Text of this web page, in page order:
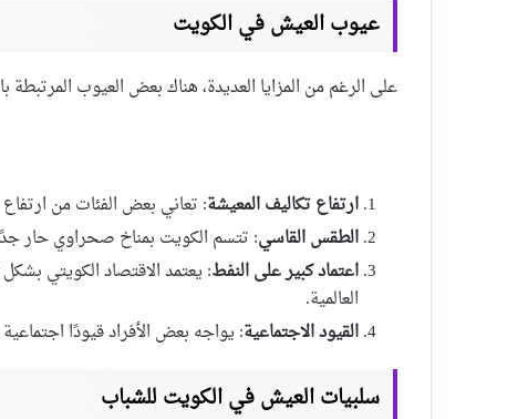
عيوب العيش في الكويت
على الرغم من المزايا العديدة، هناك بعض العيوب
ارتفاع تكاليف المعيشة: تعاني بعض الفئات من
الطقس القاسي: تتسم الكويت بمناخ صحراوي حار
اعتماد كبير على النفط: يعتمد الاقتصاد الكويتي
العالمية.
القيود الاجتماعية: يواجه بعض الأفراد قيودًا
سلبيات العيش في الكويت للشباب